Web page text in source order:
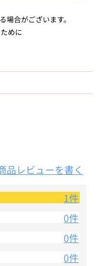
場合がございます。
めに
品レビューを書く
1件
0件
0件
0件